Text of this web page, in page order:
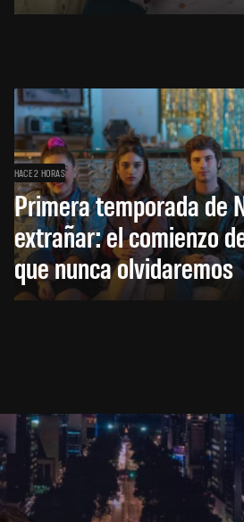
HACE 2 HORAS
Primera temporada de
extrañar: el comienzo
que nunca olvidaremos